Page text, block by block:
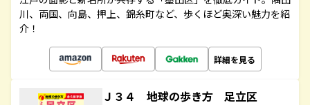
川、両国、向島、押上、錦糸町など、歩くほど奥深い魅力を紹
介！
詳細を見る
Ｊ３４ 地球の歩き方 足立区